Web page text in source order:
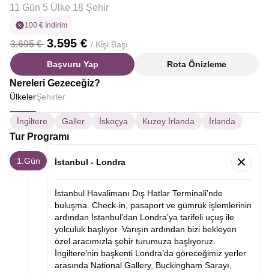
11 Gün 5 Ülke 18 Şehir
100 € İndirim
3.695 € 3.595 € / Kişi Başı
Başvuru Yap Rota Önizleme
Nereleri Gezeceğiz?
ÜlkelerŞehirler
İngiltere Galler İskoçya Kuzey İrlanda İrlanda
Tur Programı
1.Gün İstanbul - Londra
İstanbul Havalimanı Dış Hatlar Terminali’nde
buluşma. Check-in, pasaport ve gümrük işlemlerinin
ardından İstanbul’dan Londra’ya tarifeli uçuş ile
yolculuk başlıyor. Varışın ardından bizi bekleyen
özel aracımızla şehir turumuza başlıyoruz.
İngiltere’nin başkenti Londra’da göreceğimiz yerler
arasında National Gallery, Buckingham Sarayı,